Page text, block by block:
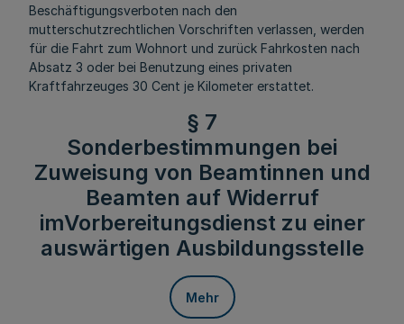
Beschäftigungsverboten nach den
mutterschutzrechtlichen Vorschriften verlassen, werden
für die Fahrt zum Wohnort und zurück Fahrkosten nach
Absatz 3 oder bei Benutzung eines privaten
Kraftfahrzeuges 30 Cent je Kilometer erstattet.
§ 7
Sonderbestimmungen bei
Zuweisung von Beamtinnen und
Beamten auf Widerruf
imVorbereitungsdienst zu einer
auswärtigen Ausbildungsstelle
Mehr